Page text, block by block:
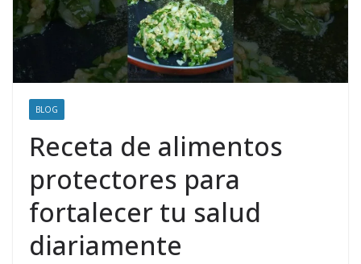
BLOG
Receta de alimentos
protectores para
fortalecer tu salud
diariamente